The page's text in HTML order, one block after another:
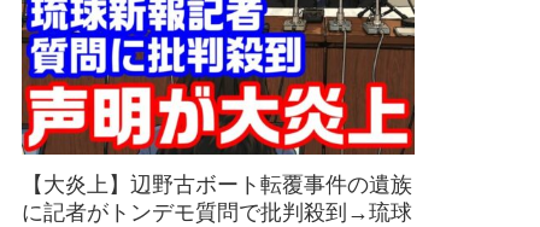
【大炎上】辺野古ボート転覆事件の遺族
に記者がトンデモ質問で批判殺到→琉球